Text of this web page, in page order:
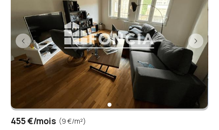
455 €/mois (9 €/m²)